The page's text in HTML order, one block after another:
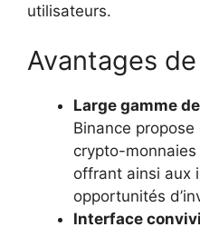
utilisateurs.
Avantages
Large gamme
Binance
crypto-
offrant ainsi aux
opportunités
Interface